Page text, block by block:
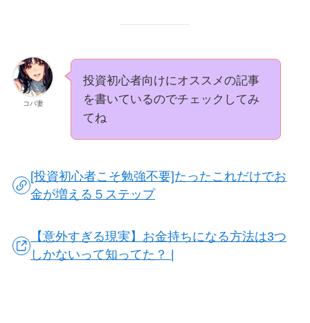
コバ妻
投資初心者向けにオススメの記事
を書いているのでチェックしてみ
てね
[投資初心者こそ勉強不要]たったこれだけでお
金が増える５ステップ
【意外すぎる現実】お金持ちになる方法は3つ
しかないって知ってた？ |